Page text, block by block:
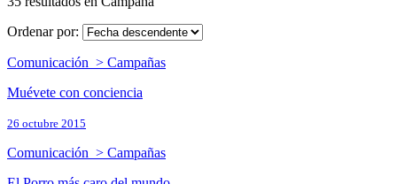
Ordenar por:
Comunicación > Campañas
Muévete con conciencia
26 octubre 2015
Comunicación > Campañas